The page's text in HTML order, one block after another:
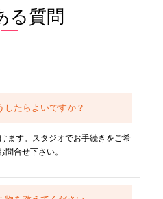
る質問
したらよいですか？
ます。スタジオでお手続きをご希
問合せ下さい。